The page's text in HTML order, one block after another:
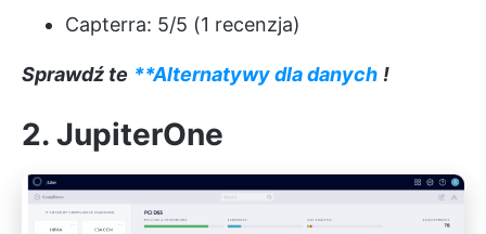
Capterra: 5/5 (1 recenzja)
Sprawdź te **Alternatywy dla danych !
2. JupiterOne